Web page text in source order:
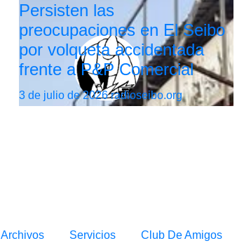
Persisten las
preocupaciones en El Seibo
por volqueta accidentada
frente a P&P Comercial
3 de julio de 2026radioseibo.org
Archivos Servicios Club De Amigos